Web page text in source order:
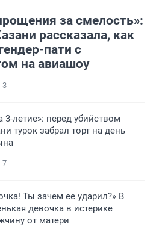
за смелость»:
рассказала, как
пати с
на авиашоу
3
3-летие»: перед убийством
турок забрал торт на день
7
Ты зачем ее ударил?» В
девочка в истерике
от матери